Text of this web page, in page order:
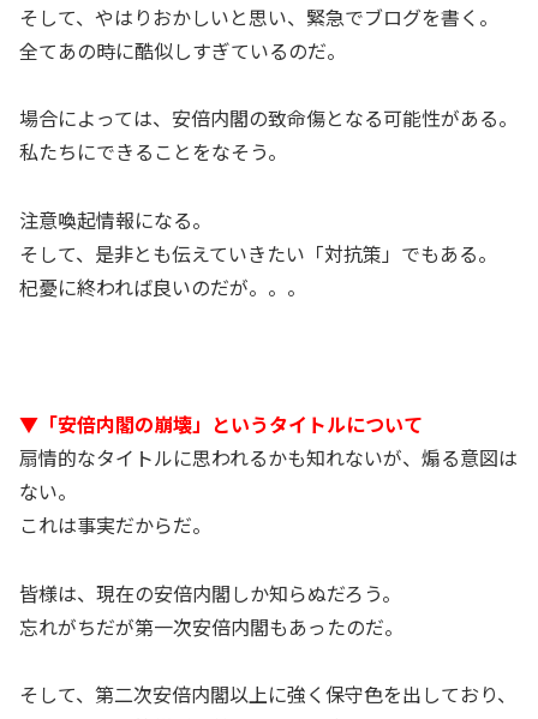
そして、やはりおかしいと思い、緊急でブログを書く。
全てあの時に酷似しすぎているのだ。
場合によっては、安倍内閣の致命傷となる可能性がある。
私たちにできることをなそう。
注意喚起情報になる。
そして、是非とも伝えていきたい「対抗策」でもある。
杞憂に終われば良いのだが。。。
▼「安倍内閣の崩壊」というタイトルについて
扇情的なタイトルに思われるかも知れないが、煽る意図は
ない。
これは事実だからだ。
皆様は、現在の安倍内閣しか知らぬだろう。
忘れがちだが第一次安倍内閣もあったのだ。
そして、第二次安倍内閣以上に強く保守色を出しており、